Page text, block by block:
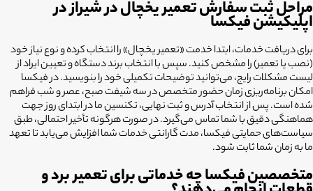
مراحل ثبت سفارش تعمیر یخچال در شیراز در
اپلیکیشن فیکسا
برای دریافت خدمات، ابتدا خدمت «تعمیر یخچال» را انتخاب کرده و نوع نیاز خود
(نصب یا تعمیر) را مشخص کنید. سپس با انتخاب برند دستگاه و تعیین ایراد از
لیست مشکلات رایج، می‌توانید توضیحات تکمیلی خود را بنویسید. در فیکسا
امکان برنامه‌ریزی زمان حضور متخصص در سه شیفت صبح، عصر و شب فراهم
شده است. پس از انتخاب آدرس و ثبت نهایی، تکنسین ما در ابتدای روز جهت
هماهنگی دقیق با شما تماس می‌گیرد. در صورت هرگونه تأخیر احتمالی، طبق
سیاست‌های حمایتی فیکسا، مدت گارانتی خدمات شما افزایش می‌یابد تا تعهد
ما به زمان شما ثابت شود.
متخصصین فیکسا چه خدماتی برای تعمیر برد و